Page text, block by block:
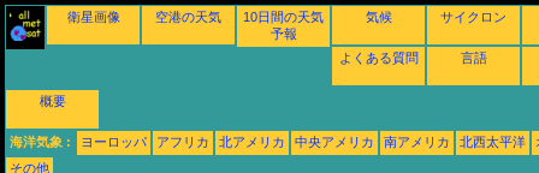
衛星画像 空港の天気
10日間の天気
予報
気候 サイクロン
よくある質問 言語
概要
海洋気象 : ヨーロッパ アフリカ 北アメリカ 中央アメリカ 南アメリカ 北西太平洋
その他